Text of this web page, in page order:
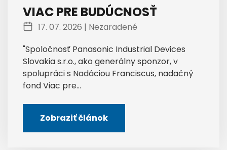
VIAC PRE BUDÚCNOSŤ
17. 07. 2026 | Nezaradené
"Spoločnosť Panasonic Industrial Devices
Slovakia s.r.o., ako generálny sponzor, v
spolupráci s Nadáciou Franciscus, nadačný
fond Viac pre...
Zobraziť článok